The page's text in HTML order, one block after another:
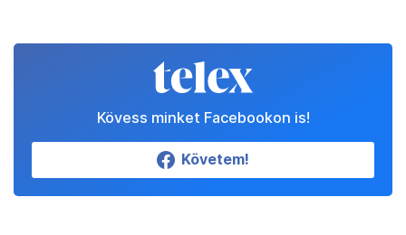
Kövess minket Facebookon is!
Követem!